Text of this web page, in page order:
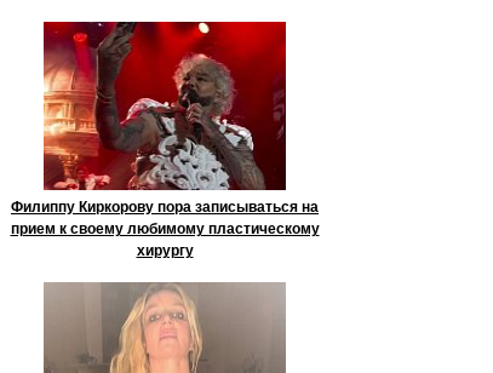
Филиппу Киркорову пора записываться на
прием к своему любимому пластическому
хирургу